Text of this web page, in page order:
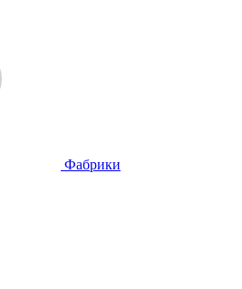
Фабрики